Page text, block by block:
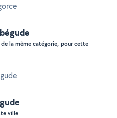
la même catégorie, pour cette
ville